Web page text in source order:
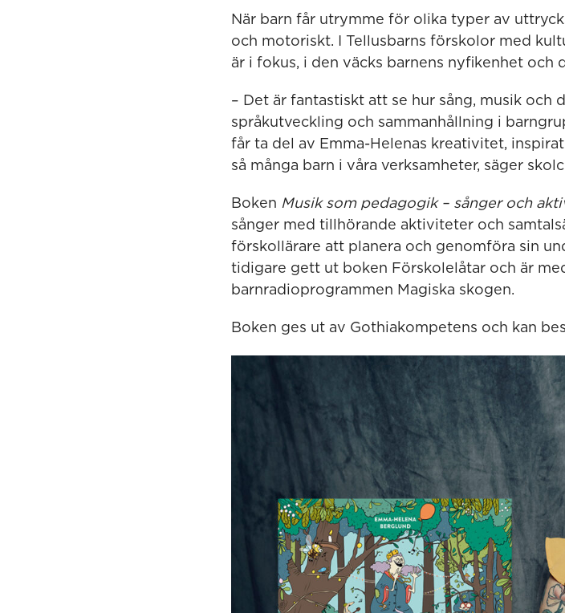
När barn får utrymme för olika typer av
och motoriskt. I Tellusbarns förskolor med
är i fokus, i den väcks barnens nyfikenhet och
– Det är fantastiskt att se hur sång, musik och
språkutveckling och sammanhållning i
får ta del av Emma-Helenas kreativitet,
så många barn i våra verksamheter, säger
Boken Musik som pedagogik – sånger och
sånger med tillhörande aktiviteter och
förskollärare att planera och genomföra sin
tidigare gett ut boken Förskolelåtar och är
barnradioprogrammen Magiska skogen.
Boken ges ut av Gothiakompetens och kan